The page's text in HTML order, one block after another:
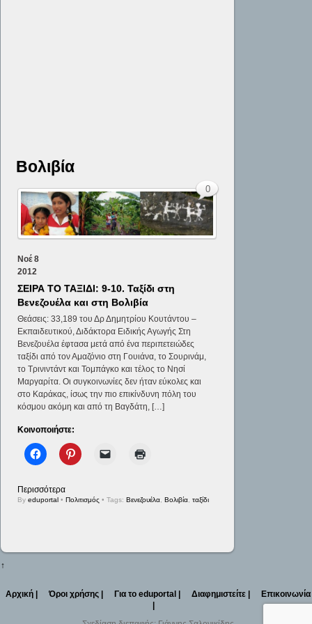
Βολιβία
Νοέ 8
2012
ΣΕΙΡΑ ΤΟ ΤΑΞΙΔΙ: 9-10. Ταξίδι στη
Βενεζουέλα και στη Βολιβία
Θεάσεις: 33,189 του Δρ Δημητρίου Κουτάντου –
Εκπαιδευτικού, Διδάκτορα Ειδικής Αγωγής Στη
Βενεζουέλα έφτασα μετά από ένα περιπετειώδες
ταξίδι από τον Αμαζόνιο στη Γουιάνα, το Σουρινάμ,
το Τρινιντάντ και Τομπάγκο και τέλος το Νησί
Μαργαρίτα. Οι συγκοινωνίες δεν ήταν εύκολες και
στο Καράκας, ίσως την πιο επικίνδυνη πόλη του
κόσμου ακόμη και από τη Βαγδάτη, […]
Κοινοποιήστε:
Περισσότερα
Byeduportal • Πολιτισμός
0
• Tags:Βενεζουέλα ,Βολιβία ,ταξίδι
↑
Αρχική | Όροι χρήσης | Για το eduportal | Διαφημιστείτε |
Επικοινωνία